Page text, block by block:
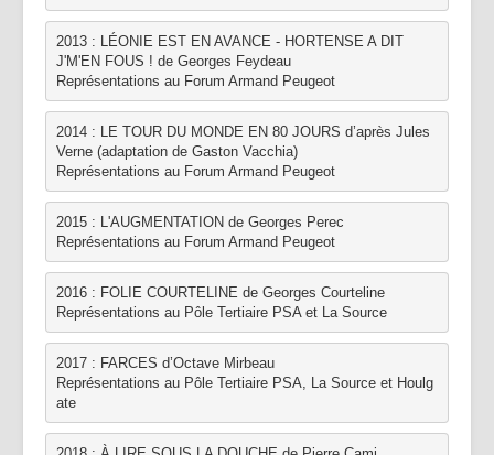
2013 : LÉONIE EST EN AVANCE - HORTENSE A DIT
J'M'EN FOUS ! de Georges Feydeau
Représentations au Forum Armand Peugeot
2014 : LE TOUR DU MONDE EN 80 JOURS d’après Jules
Verne (adaptation de Gaston Vacchia)
Représentations au Forum Armand Peugeot
2015 : L'AUGMENTATION de Georges Perec
Représentations au Forum Armand Peugeot
2016 : FOLIE COURTELINE de Georges Courteline
Représentations au Pôle Tertiaire PSA et La Source
2017 : FARCES d’Octave Mirbeau
Représentations au Pôle Tertiaire PSA, La Source et Houlg
ate